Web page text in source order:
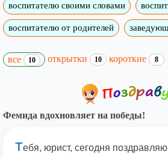
воспитателю своими словами
воспитателю от родителей
все 10 открытки 10 короткие 8
Фемида вдохновляет на победы!
Тебя, юрист, сегодня поздравляю